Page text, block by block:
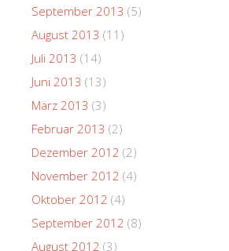
September 2013 (5)
August 2013 (11)
Juli 2013 (14)
Juni 2013 (13)
März 2013 (3)
Februar 2013 (2)
Dezember 2012 (2)
November 2012 (4)
Oktober 2012 (4)
September 2012 (8)
August 2012 (3)